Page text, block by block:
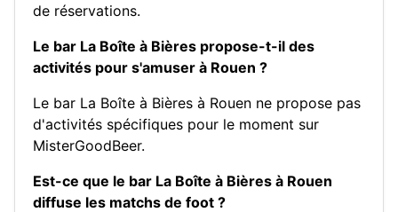
de réservations.
Le bar La Boîte à Bières propose-t-il des
activités pour s'amuser à Rouen ?
Le bar La Boîte à Bières à Rouen ne propose pas
d'activités spécifiques pour le moment sur
MisterGoodBeer.
Est-ce que le bar La Boîte à Bières à Rouen
diffuse les matchs de foot ?